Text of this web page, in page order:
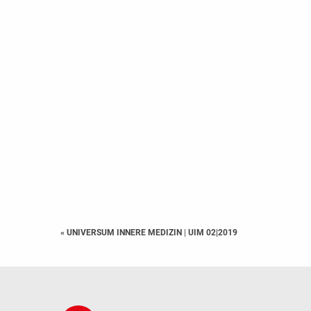
« UNIVERSUM INNERE MEDIZIN | UIM 02|2019